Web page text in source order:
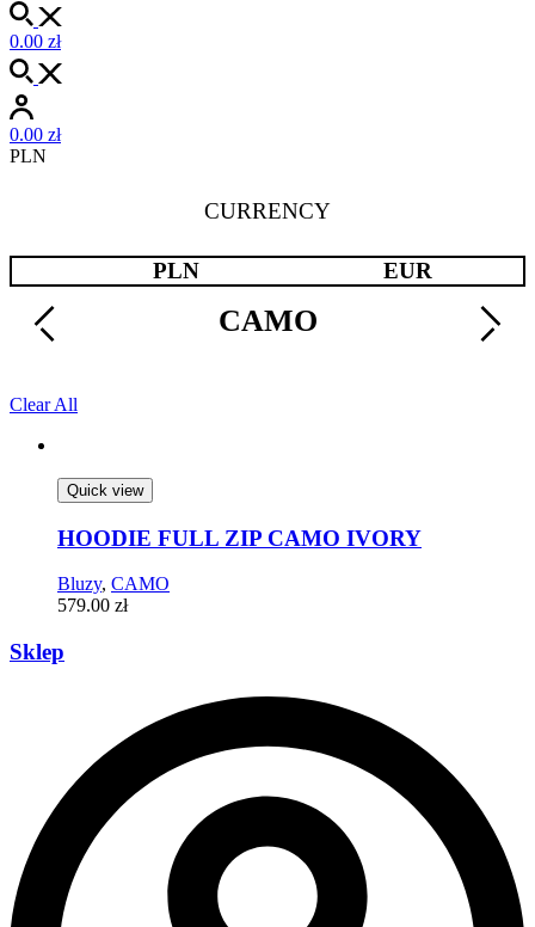
0.00 zł
0.00 zł
PLN
CURRENCY
PLN EUR
CAMO
Clear All
Quick view
HOODIE FULL ZIP CAMO IVORY
Bluzy, CAMO
579.00 zł
Sklep